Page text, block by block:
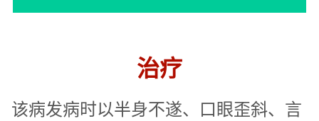
治疗
该病发病时以半身不遂、口眼歪斜、言